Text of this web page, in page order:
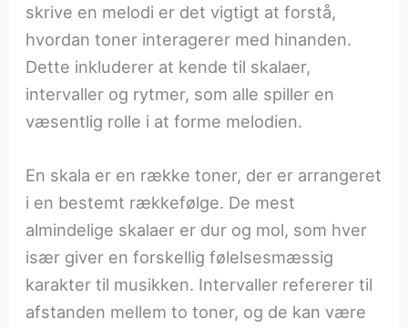
skrive en melodi er det vigtigt at forstå,
hvordan toner interagerer med hinanden.
Dette inkluderer at kende til skalaer,
intervaller og rytmer, som alle spiller en
væsentlig rolle i at forme melodien.
En skala er en række toner, der er arrangeret
i en bestemt rækkefølge. De mest
almindelige skalaer er dur og mol, som hver
især giver en forskellig følelsesmæssig
karakter til musikken. Intervaller refererer til
afstanden mellem to toner, og de kan være